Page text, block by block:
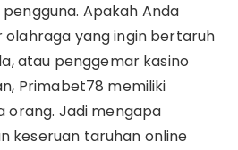
Apakah Anda
yang ingin bertaruh
atau penggemar kasino
Primabet78 memiliki
orang. Jadi mengapa
keseruan taruhan online